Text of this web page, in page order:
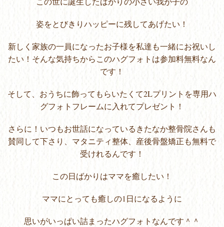
姿をとびきりハッピーに残してあげたい！
新しく家族の一員になったお子様を私達も一緒にお祝いし
たい！そんな気持ちからこのハグフォトは参加料無料なん
です！
そして、おうちに飾ってもらいたくて2Lプリントを専用ハ
グフォトフレームに入れてプレゼント！
さらに！いつもお世話になっているきたなか整骨院さんも
賛同して下さり、マタニティ整体、産後骨盤矯正も無料で
受けれるんです！
この日ばかりはママを癒したい！
ママにとっても癒しの1日になるように
思いがいっぱい詰まったハグフォトなんです＾＾